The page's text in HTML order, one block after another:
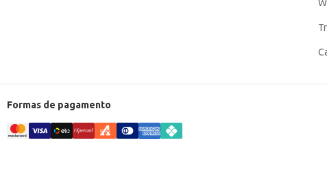
Formas de pagamento